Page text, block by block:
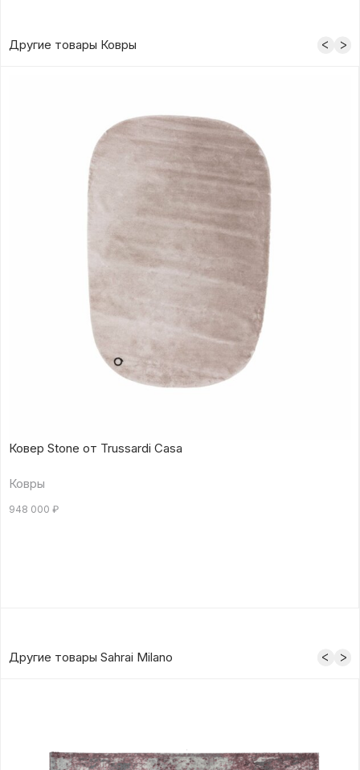
Другие товары Ковры
Ковер Stone от Trussardi Casa
Ковры
948 000 ₽
Другие товары Sahrai Milano